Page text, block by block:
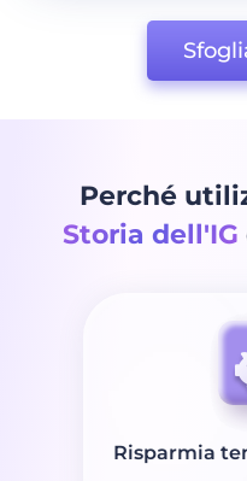
Perché
Storia dell'IG
Risparmia